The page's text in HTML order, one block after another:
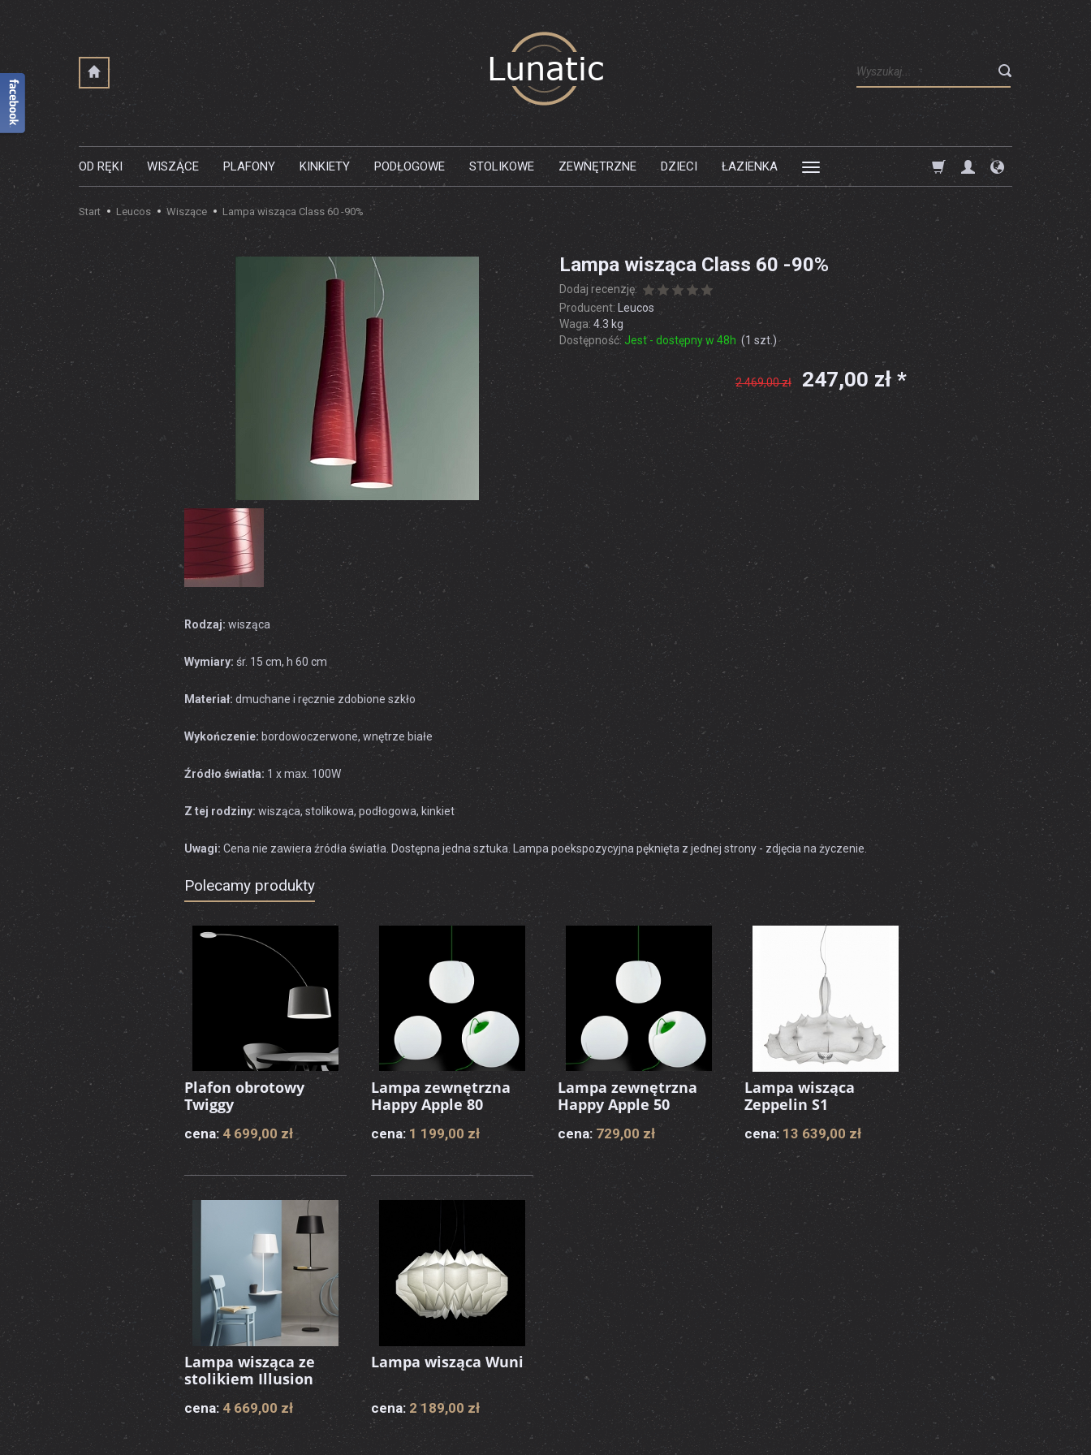
Wyszukaj
OD RĘKI WISZĄCE PLAFONY KINKIETY PODŁOGOWE STOLIKOWE ZEWNĘTRZNE DZIECI ŁAZIENKA
Start Leucos Wiszące Lampa wisząca Class 60 -90%
Lampa wisząca Class 60 -90%
Dodaj recenzję:
Producent:
Leucos
Waga: 4.3 kg
Dostępność: Jest - dostępny w 48h (1 szt.)
2 469,00 zł 247,00 zł *
Rodzaj: wisząca
Wymiary: śr. 15 cm, h 60 cm
Materiał: dmuchane i ręcznie zdobione szkło
Wykończenie: bordowoczerwone, wnętrze białe
Źródło światła:1 x max. 100W
Z tej rodziny: wisząca, stolikowa, podłogowa, kinkiet
Uwagi: Cena nie zawiera źródła światła. Dostępna jedna sztuka. Lampa poekspozycyjna pęknięta z jednej strony - zdjęcia na życzenie.
Polecamy produkty
Plafon obrotowy
Twiggy
cena: 4 699,00 zł
Lampa zewnętrzna
Happy Apple 80
cena: 1 199,00 zł
Lampa zewnętrzna
Happy Apple 50
cena: 729,00 zł
Lampa wisząca
Zeppelin S1
cena: 13 639,00 zł
Lampa wisząca ze
stolikiem Illusion
cena: 4 669,00 zł
Lampa wisząca Wuni
cena: 2 189,00 zł